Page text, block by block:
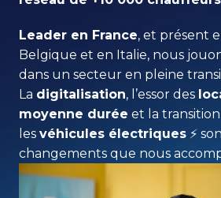
Leader en France, et présent
Belgique et en Italie, nous
dans un secteur en pleine
La digitalisation, l’essor des
moyenne durée et la
les véhicules électriques ⚡️
changements que nous